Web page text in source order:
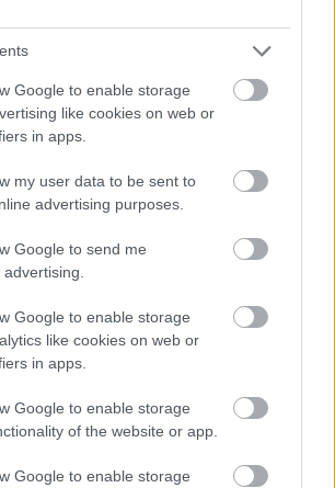
Google to enable storage
like cookies on web or
in apps.
my user data to be sent to
advertising purposes.
Google to send me
Google to enable storage
like cookies on web or
in apps.
Google to enable storage
of the website or app.
Google to enable storage
Rosszban premier
számát
04.
gyártású napi sorozata, a Jóban
részekkel látható a SuperTV2-